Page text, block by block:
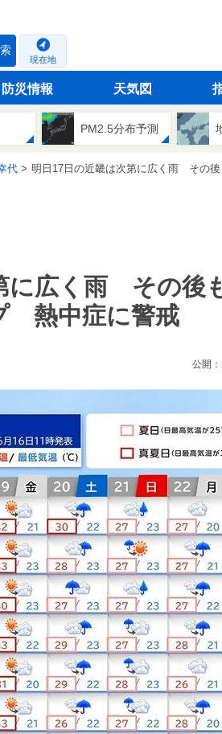
現在地
防災情報 天気図
PM2.5分布予測
代 明日17日の近畿は次第に広く雨 その
に広く雨 その後
熱中症に警戒
公開